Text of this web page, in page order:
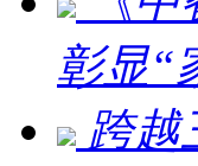
彰显“
跨越